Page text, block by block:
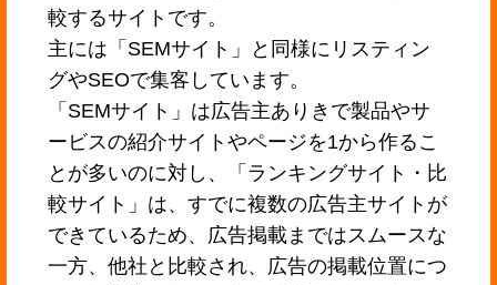
較するサイトです。
主には「SEMサイト」と同様にリスティン
グやSEOで集客しています。
「SEMサイト」は広告主ありきで製品やサ
ービスの紹介サイトやページを1から作るこ
とが多いのに対し、「ランキングサイト・比
較サイト」は、すでに複数の広告主サイトが
できているため、広告掲載まではスムースな
一方、他社と比較され、広告の掲載位置につ